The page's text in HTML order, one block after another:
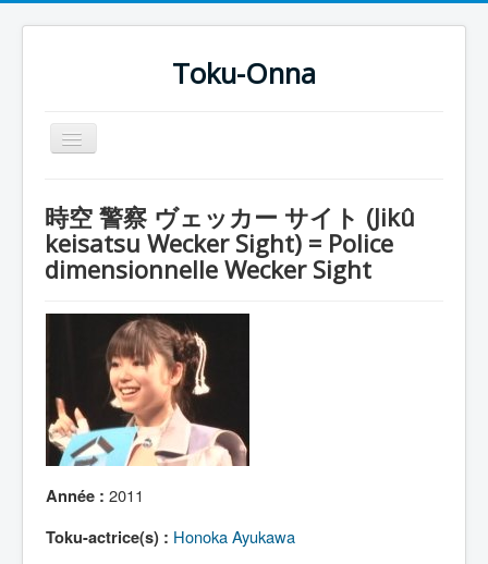
Toku-Onna
Basculer
la
Toku-Actrices
Toku-Critiques
COSAA
Dessins
Artiste Asperger
Lexique
時空 警察 ヴェッカー サイト (Jikû
keisatsu Wecker Sight) = Police
dimensionnelle Wecker Sight
Année : 2011
Toku-actrice(s) : Honoka Ayukawa